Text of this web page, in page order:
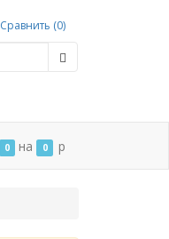
Сравнить (0)
0 на 0 p